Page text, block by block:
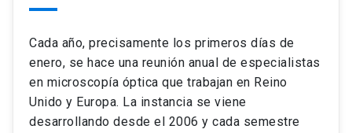
Cada año, precisamente los primeros días de
enero, se hace una reunión anual de especialistas
en microscopía óptica que trabajan en Reino
Unido y Europa. La instancia se viene
desarrollando desde el 2006 y cada semestre